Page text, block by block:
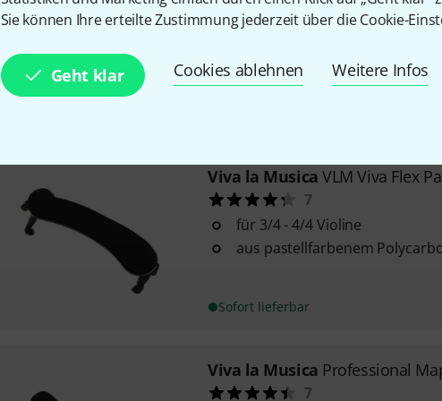
Sie können Ihre erteilte Zustimmung jederzeit über die Cookie-
Geht klar Cookies ablehnen Weitere Infos
9
für 3/4 - 4/4 Violine
mit patentiertem Verstellsystem
Viva la Musica VLM Viva Flex
7
für 3/4 - 4/4 Violine
aus pastellfarbenem
Sofort lieferbar
Viva la Musica Professional
7